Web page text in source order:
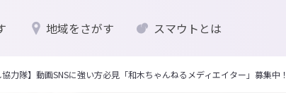
地域をさがす スマウトとは
協力隊】動画SNSに強い方必見「和木ちゃんねるメディエイター」募集中！